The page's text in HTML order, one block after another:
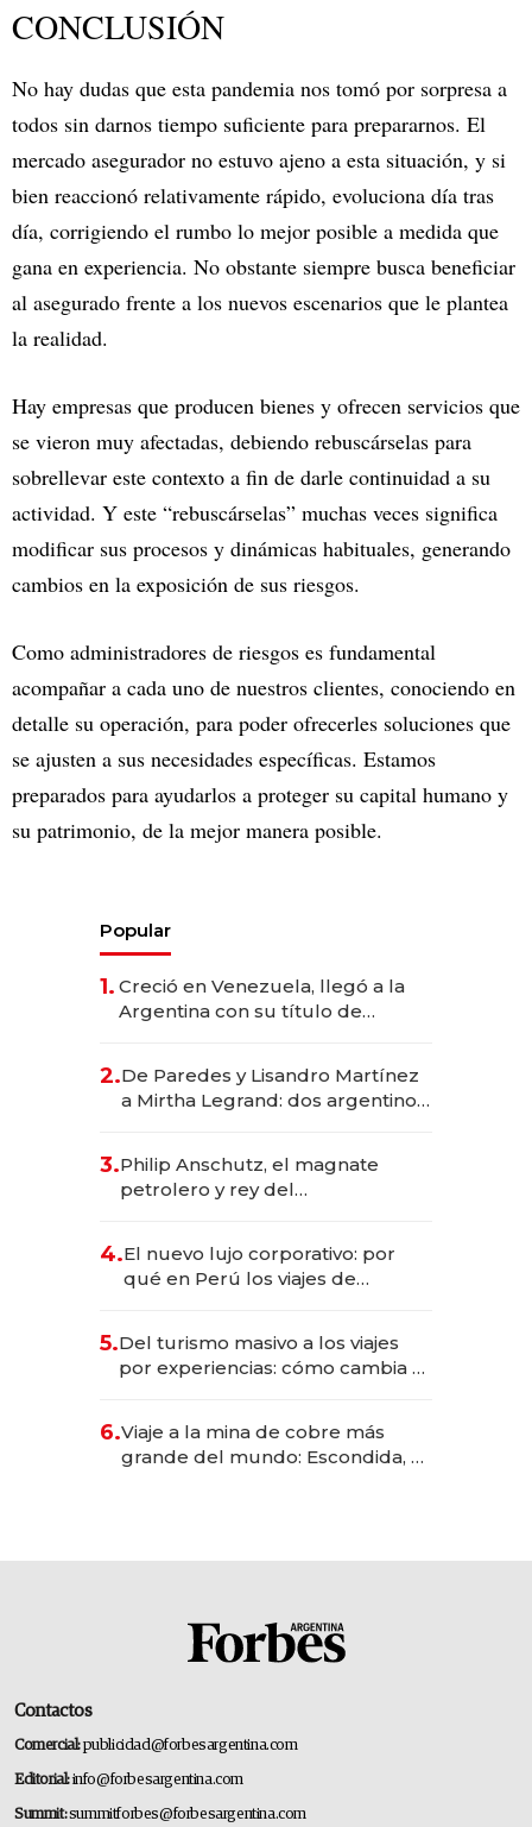
CONCLUSIÓN
No hay dudas que esta pandemia nos tomó por sorpresa a
todos sin darnos tiempo suficiente para prepararnos. El
mercado asegurador no estuvo ajeno a esta situación, y si
bien reaccionó relativamente rápido, evoluciona día tras
día, corrigiendo el rumbo lo mejor posible a medida que
gana en experiencia. No obstante siempre busca beneficiar
al asegurado frente a los nuevos escenarios que le plantea
la realidad.
Hay empresas que producen bienes y ofrecen servicios que
se vieron muy afectadas, debiendo rebuscárselas para
sobrellevar este contexto a fin de darle continuidad a su
actividad. Y este “rebuscárselas” muchas veces significa
modificar sus procesos y dinámicas habituales, generando
cambios en la exposición de sus riesgos.
Como administradores de riesgos es fundamental
acompañar a cada uno de nuestros clientes, conociendo en
detalle su operación, para poder ofrecerles soluciones que
se ajusten a sus necesidades específicas. Estamos
preparados para ayudarlos a proteger su capital humano y
su patrimonio, de la mejor manera posible.
Popular
1. Creció en Venezuela, llegó a la
Argentina con su título de
las marcas "fast premium"
2.De Paredes y Lisandro Martínez
a Mirtha Legrand: dos argentinos
3.Philip Anschutz, el magnate
petrolero y rey del
Fénix
4.El nuevo lujo corporativo: por
qué en Perú los viajes de
transformadoras
5.Del turismo masivo a los viajes
por experiencias: cómo cambia el
6.Viaje a la mina de cobre más
grande del mundo: Escondida, el
Contactos
Comercial:publicidad@forbesargentina.com
Editorial:info@forbesargentina.com
Summit:summitforbes@forbesargentina.com